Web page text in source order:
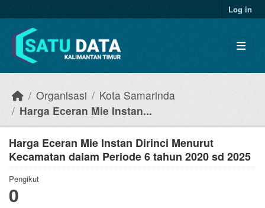
Log in
Organisasi
Kota Samarinda
Harga Eceran Mie Instan...
Harga Eceran Mie Instan Dirinci Menurut
Kecamatan dalam Periode 6 tahun 2020 sd 2025
Pengikut
0